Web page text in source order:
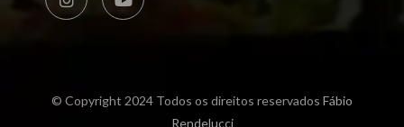
© Copyright 2024 Todos os direitos reservados Fábio
Rendelucci